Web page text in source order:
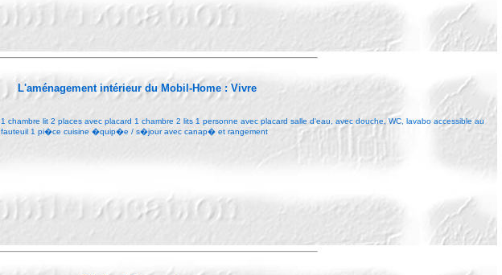
L'aménagement intérieur du Mobil-Home : Vivre
1 chambre lit 2 places avec placard 1 chambre 2 lits 1 personne avec placard salle d'eau, avec douche, WC, lavabo accessible au
fauteuil 1 pi�ce cuisine �quip�e / s�jour avec canap� et rangement